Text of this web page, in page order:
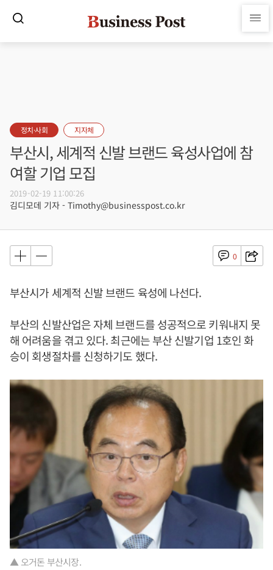
정치·사회 지자체
부산시, 세계적 신발 브랜드 육성사업에 참
여할 기업 모집
2019-02-19 11:00:26
김디모데 기자 - Timothy@businesspost.co.kr
0
부산시가 세계적 신발 브랜드 육성에 나선다.
부산의 신발산업은 자체 브랜드를 성공적으로 키워내지 못
해 어려움을 겪고 있다. 최근에는 부산 신발기업 1호인 화
승이 회생절차를 신청하기도 했다.
▲ 오거돈 부산시장.